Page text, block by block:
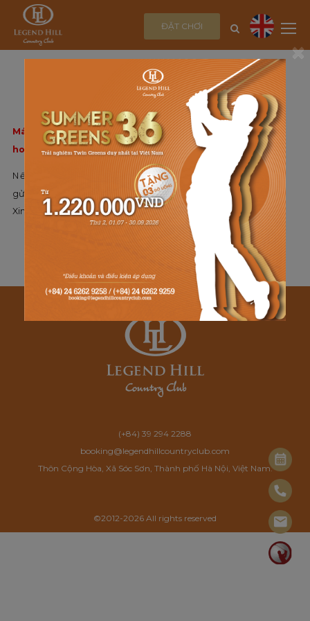
ĐẶT CHƠI
THÔNG BÁO
Máy chủ web đã gặp phải sự cố bất ngờ và không thể
hoàn thành yêu cầu của bạn
Nếu bạn muốn liên hệ với Admin để thông báo, vui lòng
gửi Email: ducvinh83@yahoo.com
Xin cảm ơn !
(+84) 39 294 2288
booking@legendhillcountryclub.com
Thôn Cộng Hòa, Xã Sóc Sơn, Thành phố Hà Nội, Việt Nam.
©2012-2026 All rights reserved
×